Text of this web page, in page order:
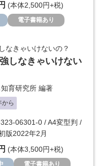
(本体2,500円+税)
電子書籍あり
なきゃいけないの？
しなきゃいけない
育研究所 編著
から
06301-0 / A4変型判 /
版2022年2月
(本体3,500円+税)
電子書籍あり